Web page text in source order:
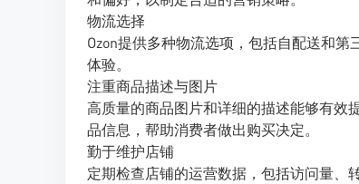
物流选择
Ozon提供多种物流选项，包括自配送和
体验。
注重商品描述与图片
高质量的商品图片和详细的描述能够有效
品信息，帮助消费者做出购买决定。
勤于维护店铺
定期检查店铺的运营数据，包括访问量、